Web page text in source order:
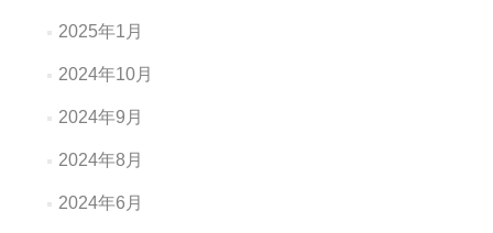
2025年1月
2024年10月
2024年9月
2024年8月
2024年6月